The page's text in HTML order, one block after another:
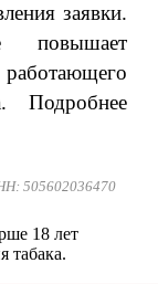
заявки.
повышает
Подробнее
505602036470
18 лет
табака.